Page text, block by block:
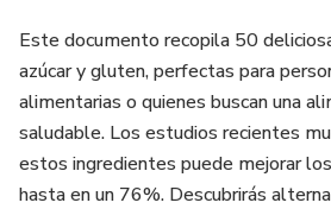
Este documento recopila 50
azúcar y gluten, perfectas para
alimentarias o quienes buscan una
saludable. Los estudios recientes
estos ingredientes puede mejorar
hasta en un 76%. Descubrirás